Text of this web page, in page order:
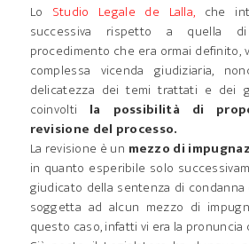
Lo Studio Legale de Lalla, che
successiva rispetto a quella
procedimento che era ormai definito,
complessa vicenda giudiziaria,
delicatezza dei temi trattati e dei
coinvolti la possibilità di
revisione del processo.
La revisione è un mezzo di
in quanto esperibile solo
giudicato della sentenza di
soggetta ad alcun mezzo di
questo caso, infatti vi era la pronuncia